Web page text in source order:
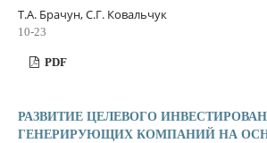
Т.А. Брачун, С.Г. Ковальчук
10-23
PDF
РАЗВИТИЕ ЦЕЛЕВОГО
ГЕНЕРИРУЮЩИХ КОМПАНИЙ НА